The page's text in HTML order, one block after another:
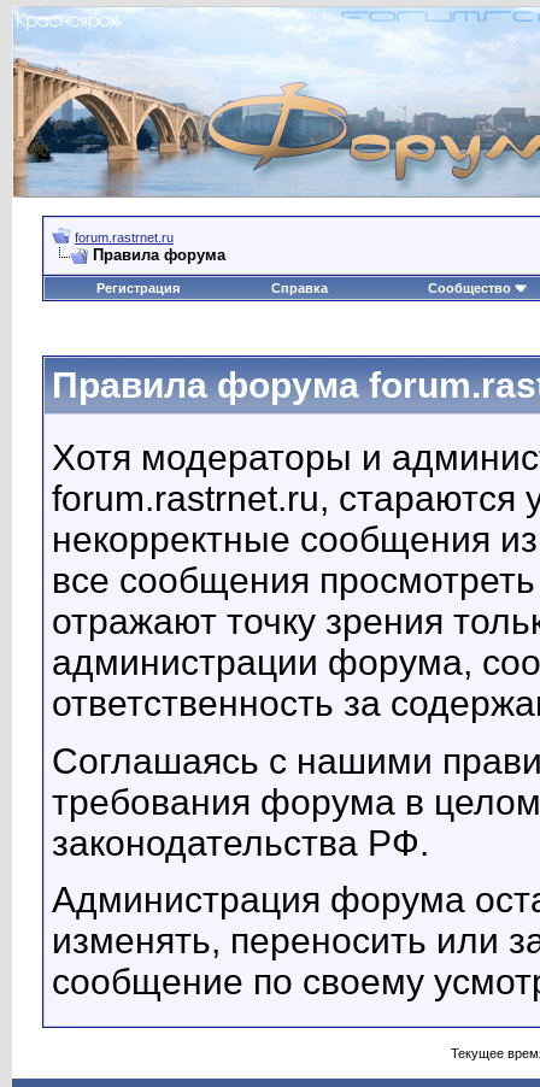
forum.rastrnet.ru
Правила форума
Регистрация Справка Сообщество
Правила форума
Хотя модераторы и
forum.rastrnet.ru, стараются
некорректные сообщения
все сообщения
отражают точку зрения
администрации форума,
ответственность за
Соглашаясь с нашими
требования форума в
законодательства РФ.
Администрация форума
изменять, переносить или
сообщение по своему
Текущее